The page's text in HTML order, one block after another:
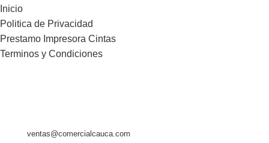
Inicio
Politica de Privacidad
Prestamo Impresora Cintas
Terminos y Condiciones
ventas@comercialcauca.com